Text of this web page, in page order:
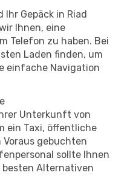
Gepäck in Riad
Ihnen, eine
Telefon zu haben. Bei
Laden finden, um
einfache Navigation
Unterkunft von
ein Taxi, öffentliche
gebuchten
sollte Ihnen
Alternativen